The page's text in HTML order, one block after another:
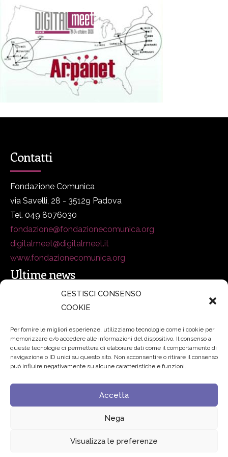
GESTISCI CONSENSO
COOKIE
Per fornire le migliori esperienze, utilizziamo tecnologie come i cookie per
memorizzare e/o accedere alle informazioni del dispositivo. Il consenso a
queste tecnologie ci permetterà di elaborare dati come il comportamento di
navigazione o ID unici su questo sito. Non acconsentire o ritirare il consenso
può influire negativamente su alcune caratteristiche e funzioni.
Accetta
Nega
Visualizza le preferenze
Contatti
Fondazione Comunica
via Savelli, 28 - 35129 Padova
Tel. 049 8076030
fondazione@fondazionecomunica.org
digitalmeet@digitalmeet.it
www.fondazionecomunica.org
Ultime news
secsolutionforum 2026: è Bologna la nuova capitale
Padre Benanti: «Intelligenza artificiale? Contro i nuovi
algoritmi del potere serve una governance condivisa»
Edvance – Digital Education Hub Higher Education